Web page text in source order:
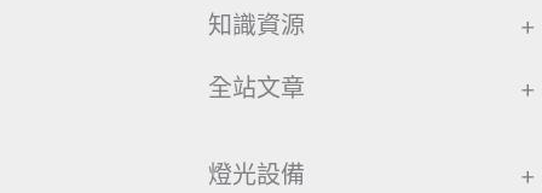
知識資源 +
全站文章 +
燈光設備 +